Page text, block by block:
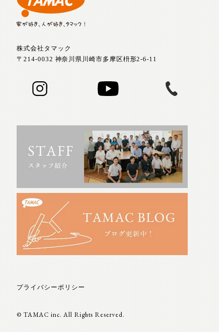
株式会社タマック
〒214-0032 神奈川県川崎市多摩区枡形2-6-11
プライバシーポリシー
© TAMAC inc. All Rights Reserved.